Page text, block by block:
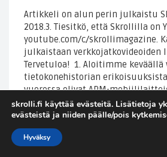
Artikkeli on alun perin julkaistu
2018.3. Tiesitkö, että Skrollilla on
youtube.com/c/skrollimagazine.
julkaistaan verkkojatkovideoiden
Tervetuloa! 1. Aloitimme keväällä
tietokonehistorian
vuorossa olivat ARM-
Lue lisää
skrolli.fi käyttää evästeitä. Lisätietoja
evästeistä ja niiden päälle/pois
Hyväksy